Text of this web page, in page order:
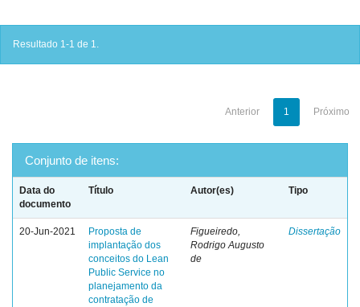
Resultado 1-1 de 1.
Anterior 1 Próximo
Conjunto de itens:
Data do
documento
Título Autor(es) Tipo
20-Jun-2021
Proposta de
implantação dos
conceitos do Lean
Public Service no
planejamento da
contratação de
Figueiredo,
Rodrigo Augusto
de
Dissertação